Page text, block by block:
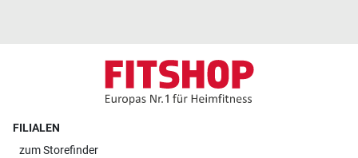
FILIALEN
zumStorefinder